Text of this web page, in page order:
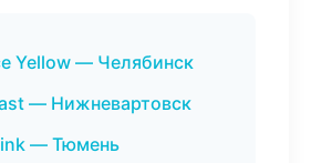
Yellow — Челябинск
— Нижневартовск
— Тюмень